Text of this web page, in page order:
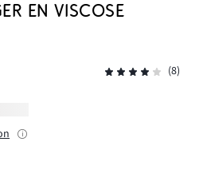
EN VISCOSE
(8)